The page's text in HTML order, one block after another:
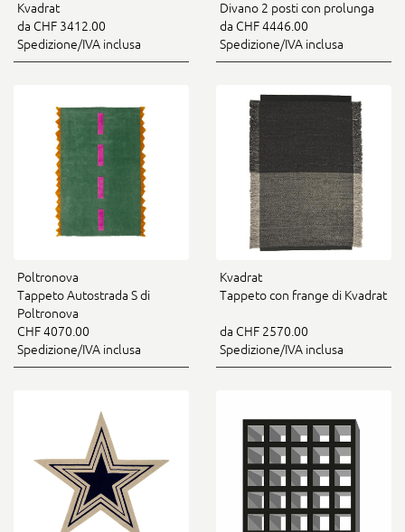
Kvadrat
da CHF 3412.00
Spedizione/IVA inclusa
Divano 2 posti con prolunga
da CHF 4446.00
Spedizione/IVA inclusa
Poltronova
Tappeto Autostrada S di
Poltronova
CHF 4070.00
Spedizione/IVA inclusa
Kvadrat
Tappeto con frange di Kvadrat
da CHF 2570.00
Spedizione/IVA inclusa